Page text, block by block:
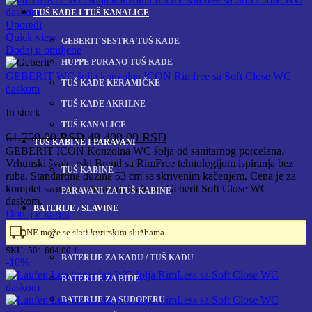
TUŠ KADE I TUŠ KANALICE
GEBERIT SESTRA TUŠ KADE
HUPPE PURANO TUŠ KADE
TUŠ KADE KERAMIČKE
TUŠ KADE AKRILNE
TUŠ KANALICE
TUŠ KABINE I PARAVANI
TUŠ KABINE
PARAVANI ZA TUŠ KABINE
BATERIJE / SLAVINE
BATERIJE ZA LAVABO
BATERIJE ZA KADU / TUŠ KADU
BATERIJE ZA BIDE
BATERIJE ZA SUDOPERU
Uporedi
Quick view
Dodaj u omiljene
GEBERIT WC šolja konzolna ICON Rimfree sa Soft Close WC
daskom
In stock
61.750,00RSD Originalna
cena
je
bila:
61.750,00 RSD.
49.400,00 RSDTrenutna
cena
je:
49.400,00 RSD.
GEBERIT ICON Konzolna WC šolja od sanitarnog porcelana.
Vrhunski švajcarski Brend sa RimFree tehnologijom ispiranja bez
ruba. Standardna dužina 53 cm sa skrivenim kačenjem. Cena je za
komplet sa uračunatom originalnom Geberit Soft Close WC
daskom.
Dodaj u korpu
NE može se slati kurirskim službama
SKU: 501.664.00.1
-10%